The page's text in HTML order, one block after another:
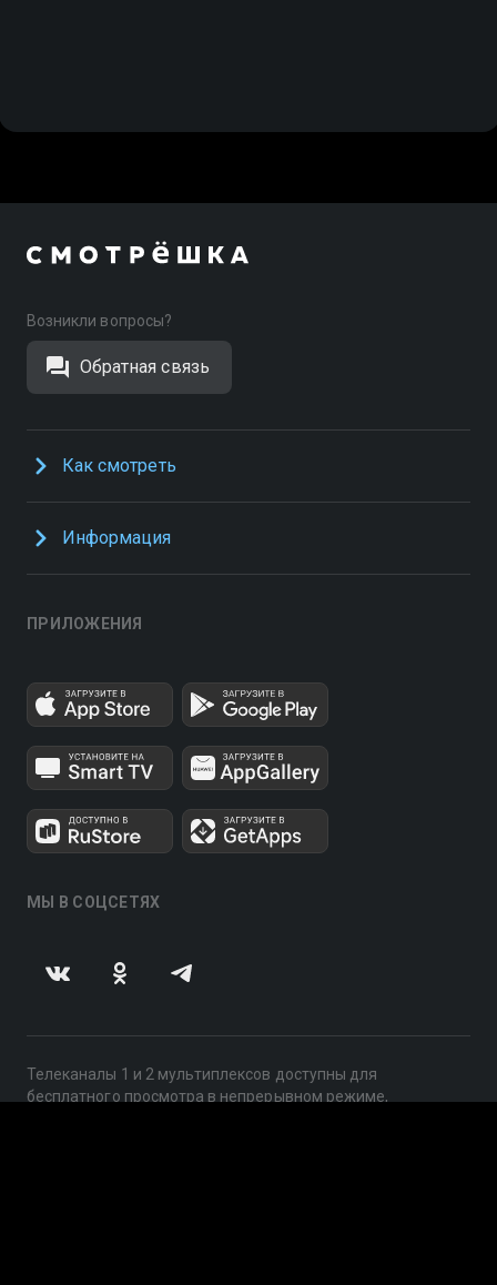
Возникли вопросы?
Обратная связь
Как смотреть
Информация
ПРИЛОЖЕНИЯ
МЫ В СОЦСЕТЯХ
Телеканалы 1 и 2 мультиплексов доступны для
бесплатного просмотра в непрерывном режиме,